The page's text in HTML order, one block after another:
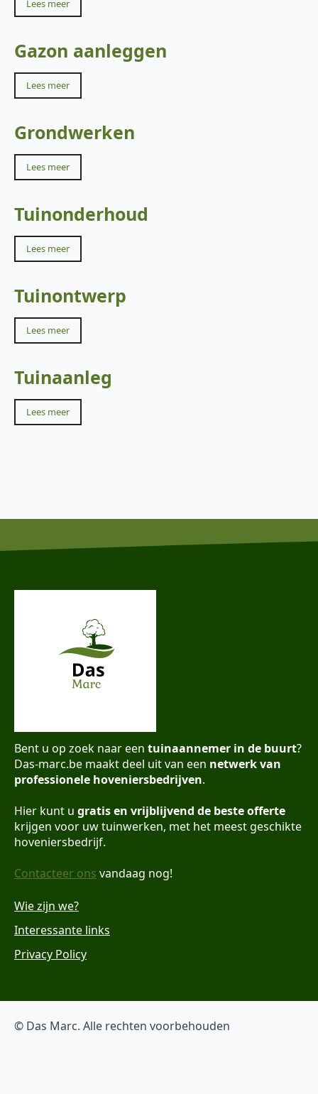
Lees meer
Gazon aanleggen
Lees meer
Grondwerken
Lees meer
Tuinonderhoud
Lees meer
Tuinontwerp
Lees meer
Tuinaanleg
Lees meer
Bent u op zoek naar een tuinaannemer in de buurt?
Das-marc.be maakt deel uit van een netwerk van
professionele hoveniersbedrijven.
Hier kunt u gratis en vrijblijvend de beste offerte
krijgen voor uw tuinwerken, met het meest geschikte
hoveniersbedrijf.
Contacteer ons vandaag nog!
Wie zijn we?
Interessante links
Privacy Policy
© Das Marc. Alle rechten voorbehouden